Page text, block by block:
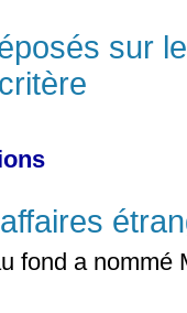
sur
fond a nommé